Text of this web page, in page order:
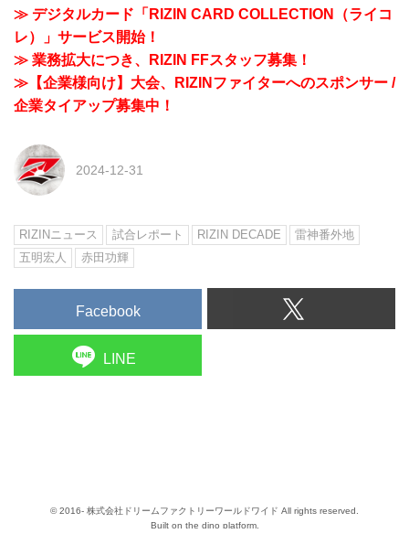
≫ デジタルカード「RIZIN CARD COLLECTION（ライコ
レ）」サービス開始！
≫ 業務拡大につき、RIZIN FFスタッフ募集！
≫【企業様向け】大会、RIZINファイターへのスポンサー /
企業タイアップ募集中！
2024-12-31
RIZINニュース 試合レポート RIZIN DECADE
雷神番外地
五明宏人
赤田功輝
Facebook
LINE
© 2016- 株式会社ドリームファクトリーワールドワイド All rights reserved.
Built on the dino platform.